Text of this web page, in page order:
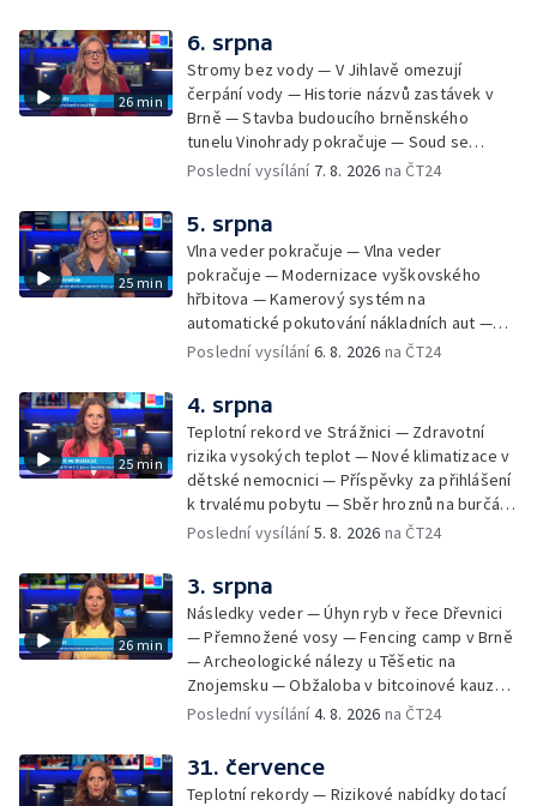
26 min
6. srpna
Stromy bez vody — V Jihlavě omezují
čerpání vody — Historie názvů zastávek v
Brně — Stavba budoucího brněnského
tunelu Vinohrady pokračuje — Soud se
žhářem zlínského baru — Odložení bourání
Czech Rally Zlín — Začal 7. ročník festivalu
Pop Messe — Přestavba mostu v Hodoníně
— Fenomén památníčků
Poslední vysílání 7. 8. 2026 na ČT24
25 min
5. srpna
Vlna veder pokračuje — Vlna veder
pokračuje — Modernizace vyškovského
hřbitova — Kamerový systém na
automatické pokutování nákladních aut —
Demolice vyhořelé budovy ve Zlíně — Případ
stadionu na Vyškovsku — Výstraha před
bouřkami — Brno hostí Mezinárodní kytarový
festival — Očkování po kousnutí netopýrem
Poslední vysílání6. 8. 2026 na ČT24
25 min
4. srpna
Teplotní rekord ve Strážnici — Zdravotní
rizika vysokých teplot — Nové klimatizace v
dětské nemocnici — Příspěvky za přihlášení
k trvalému pobytu — Sběr hroznů na burčák
— Dokončení oprav vedení — Skončil termín
vody v obcích — Vyschlá koryta potoků —
Sdílení strážníků na Brněnsku
Poslední vysílání5. 8. 2026 na ČT24
26 min
3. srpna
Následky veder — Úhyn ryb v řece Dřevnici
— Přemnožené vosy — Fencing camp v Brně
— Archeologické nálezy u Těšetic na
Znojemsku — Obžaloba v bitcoinové kauze
— Přestavba silnice přes Bzenec na
Zašové — Letní opravy divadel — Český hlas
ve vesmíru
Poslední vysílání4. 8. 2026 na ČT24
31. července
Teplotní rekordy — Rizikové nabídky dotací